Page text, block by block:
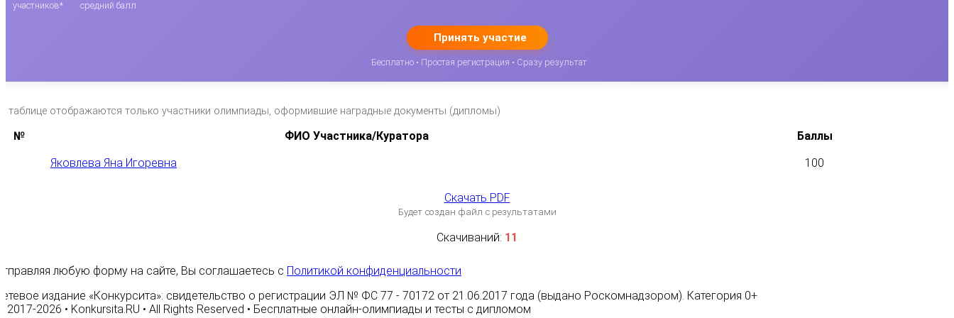
участников* средний балл
Принять участие
Бесплатно • Простая регистрация • Сразу результат
таблице отображаются только участники олимпиады, оформившие наградные документы (дипломы)
№ ФИО Участника/Куратора Баллы
Яковлева Яна Игоревна 100
Скачать PDF
Будет создан файл с результатами
Скачиваний: 11
любую форму на сайте, Вы соглашаетесь с Политикой конфиденциальности
издание «Конкурсита»: свидетельство о регистрации ЭЛ № ФС 77 - 70172 от 21.06.2017 года (выдано Роскомнадзором). Категория 0+
2017-2026 • Konkursita.RU • All Rights Reserved • Бесплатные онлайн-олимпиады и тесты с дипломом